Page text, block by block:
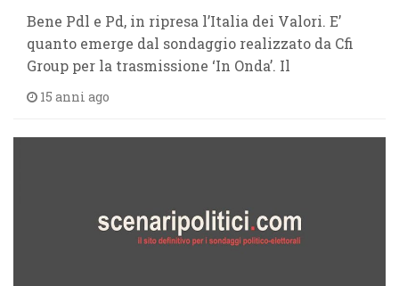
Bene Pdl e Pd, in ripresa l’Italia dei Valori. E’
quanto emerge dal sondaggio realizzato da Cfi
Group per la trasmissione ‘In Onda’. Il
15 anni ago